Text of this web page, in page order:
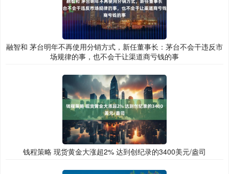
融智和 茅台明年不再使用分销方式，新任董事长：茅台不会干违反市
场规律的事，也不会干让渠道商亏钱的事
钱程策略 现货黄金大涨超2% 达到创纪录的3400美元/盎司